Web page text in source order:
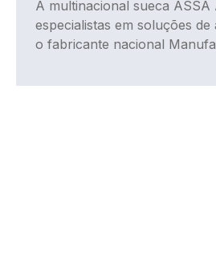
A multinacional sueca ASSA
especialistas em soluções de
o fabricante nacional